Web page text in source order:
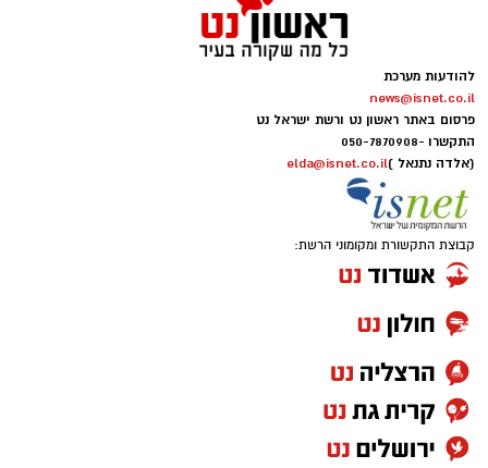
להודעות מערכת
news@isnet.co.il
פרסום באתר ראשון נט ורשת ישראל נט
התקשרו -050-7870908
(אלדה נתנאל )elda@isnet.co.il
קבוצת התקשורת ומקומוני הרשת: